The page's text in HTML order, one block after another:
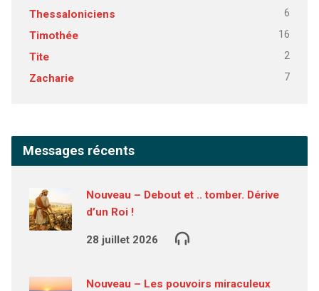
Thessaloniciens 6
Timothée 16
Tite 2
Zacharie 7
Messages récents
Nouveau – Debout et .. tomber. Dérive
d’un Roi !
28 juillet 2026
Nouveau – Les pouvoirs miraculeux